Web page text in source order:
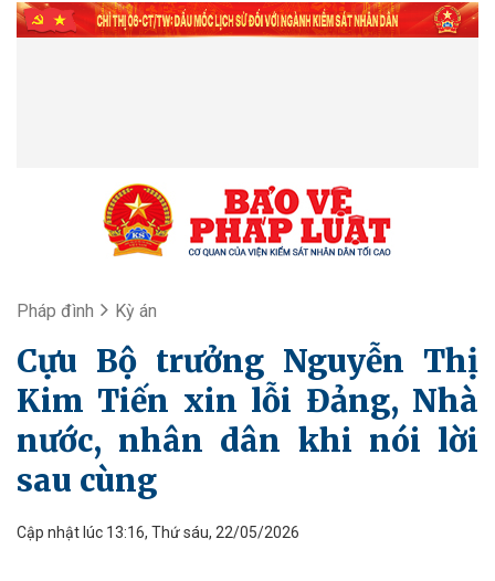
Pháp đình Kỳ án
Cựu Bộ trưởng Nguyễn Thị
Kim Tiến xin lỗi Đảng, Nhà
nước, nhân dân khi nói lời
sau cùng
Cập nhật lúc 13:16, Thứ sáu, 22/05/2026